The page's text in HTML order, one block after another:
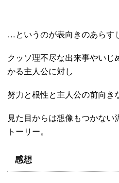
…というのが表向きのあらす
クッソ理不尽な出来事やいじ
かる主人公に対し
努力と根性と主人公の前向き
見た目からは想像もつかない
トーリー。
感想